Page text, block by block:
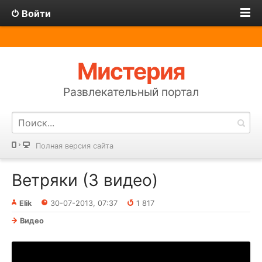
Войти
Мистерия
Развлекательный портал
Полная версия сайта
Ветряки (3 видео)
Elik 30-07-2013, 07:37
1 817
Видео